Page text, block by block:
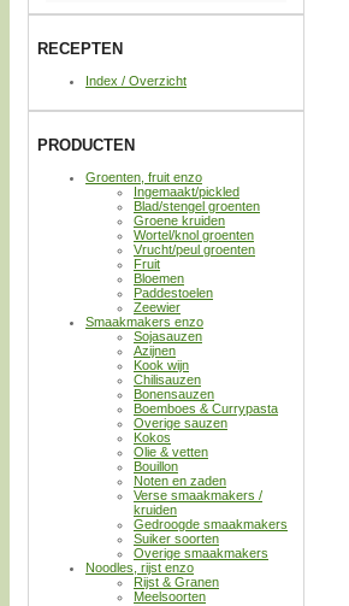
RECEPTEN
Index / Overzicht
PRODUCTEN
Groenten, fruit enzo
Ingemaakt/pickled
Blad/stengel groenten
Groene kruiden
Wortel/knol groenten
Vrucht/peul groenten
Fruit
Bloemen
Paddestoelen
Zeewier
Smaakmakers enzo
Sojasauzen
Azijnen
Kook wijn
Chilisauzen
Bonensauzen
Boemboes & Currypasta
Overige sauzen
Kokos
Olie & vetten
Bouillon
Noten en zaden
Verse smaakmakers /
kruiden
Gedroogde smaakmakers
Suiker soorten
Overige smaakmakers
Noodles, rijst enzo
Rijst & Granen
Meelsoorten